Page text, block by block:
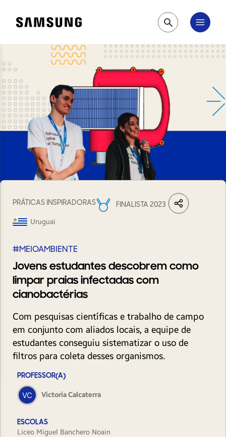
Samsung Pesquisar
PRÁTICAS INSPIRADORAS
FINALISTA 2023
Uruguai
LinkedIn
Share
#MEIOAMBIENTE
Jovens estudantes descobrem como
limpar praias infectadas com
cianobactérias
Com pesquisas científicas e trabalho de campo
em conjunto com aliados locais, a equipe de
estudantes conseguiu sistematizar o uso de
filtros para coleta desses organismos.
PROFESSOR(A)
Victoria Calcaterra
ESCOLAS
Liceo Miguel Banchero Noain